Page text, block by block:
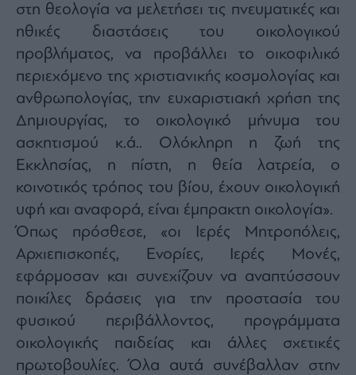
στη θεολογία να μελετήσει τις πνευματικές και
ηθικές διαστάσεις του οικολογικού
προβλήματος, να προβάλλει το οικοφιλικό
περιεχόμενο της χριστιανικής κοσμολογίας και
ανθρωπολογίας, την ευχαριστιακή χρήση της
Δημιουργίας, το οικολογικό μήνυμα του
ασκητισμού κ.ά.. Ολόκληρη η ζωή της
Εκκλησίας, η πίστη, η θεία λατρεία, ο
κοινοτικός τρόπος του βίου, έχουν οικολογική
υφή και αναφορά, είναι έμπρακτη οικολογία».
Όπως πρόσθεσε, «οι Ιερές Μητροπόλεις,
Αρχιεπισκοπές, Ενορίες, Ιερές Μονές,
εφάρμοσαν και συνεχίζουν να αναπτύσσουν
ποικίλες δράσεις για την προστασία του
φυσικού περιβάλλοντος, προγράμματα
οικολογικής παιδείας και άλλες σχετικές
πρωτοβουλίες. Όλα αυτά συνέβαλλαν στην